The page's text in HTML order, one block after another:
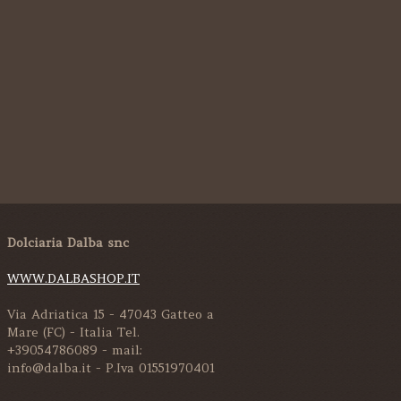
Dolciaria Dalba snc
WWW.DALBASHOP.IT
Via Adriatica 15 - 47043 Gatteo a
Mare (FC) - Italia Tel.
+39054786089 - mail:
info@dalba.it - P.Iva 01551970401